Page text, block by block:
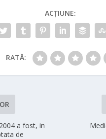
ACȚIUNE:
RATĂ:
a fost, in
de